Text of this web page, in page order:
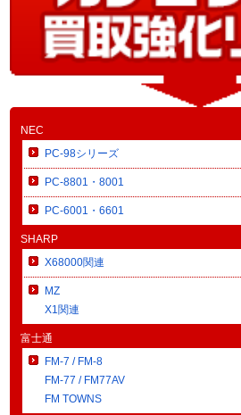
NEC
PC-98シリーズ
PC-8801・8001
PC-6001・6601
SHARP
X68000関連
MZ
X1関連
富士通
FM-7 / FM-8
FM-77 / FM77AV
FM TOWNS